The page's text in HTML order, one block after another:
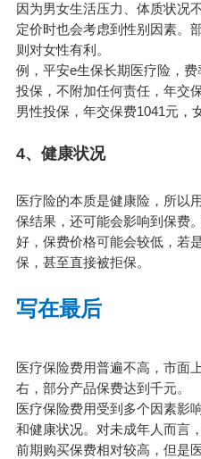
因为男女生活压力、体质状况
定价时也会考虑到性别因素。
则对女性有利。
例，平安e生保长期医疗险，
投保，不附加任何责任，年交
男性投保，年交保费1041元，
4、健康状况
医疗险的本质是健康险，所以
保结果，还可能会影响到保费
好，保费价格可能会较低，若
保，甚至直接被拒保。
写在最后
医疗保险费用普遍不高，市面
右，部分产品保费达到千元。
医疗保险费用受到多个因素影
和健康状况。对未成年人而言
前期购买保费相对较高，但是